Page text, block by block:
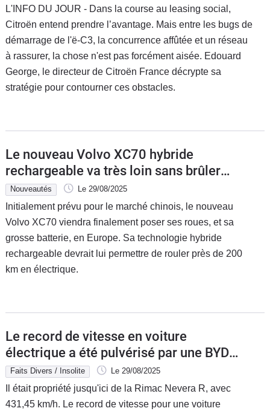
L'INFO DU JOUR - Dans la course au leasing social,
Citroën entend prendre l’avantage. Mais entre les bugs de
démarrage de l'ë-C3, la concurrence affûtée et un réseau
à rassurer, la chose n'est pas forcément aisée. Edouard
George, le directeur de Citroën France décrypte sa
stratégie pour contourner ces obstacles.
Le nouveau Volvo XC70 hybride
rechargeable va très loin sans brûler
une goutte de carburant
Nouveautés Le 29/08/2025
Initialement prévu pour le marché chinois, le nouveau
Volvo XC70 viendra finalement poser ses roues, et sa
grosse batterie, en Europe. Sa technologie hybride
rechargeable devrait lui permettre de rouler près de 200
km en électrique.
Le record de vitesse en voiture
électrique a été pulvérisé par une BYD
Yangwang U9 Track Edition
Faits Divers / Insolite Le 29/08/2025
Il était propriété jusqu'ici de la Rimac Nevera R, avec
431,45 km/h. Le record de vitesse pour une voiture